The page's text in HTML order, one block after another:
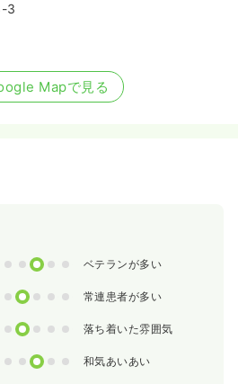
3
Mapで見る
0 1 2 3 4 ベテランが多い
0 1 2 3 4 常連患者が多い
0 1 2 3 4 落ち着いた雰囲気
0 1 2 3 4 和気あいあい